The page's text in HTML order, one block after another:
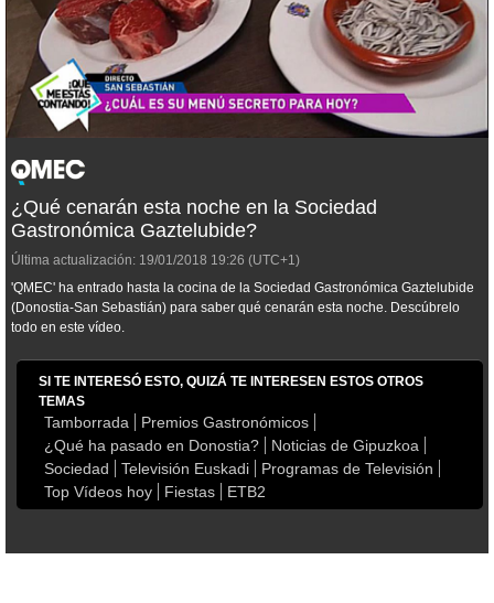
¿Qué cenarán esta noche en la Sociedad
Gastronómica Gaztelubide?
Última actualización: 19/01/2018 19:26 (UTC+1)
'QMEC' ha entrado hasta la cocina de la Sociedad Gastronómica Gaztelubide
(Donostia-San Sebastián) para saber qué cenarán esta noche. Descúbrelo
todo en este vídeo.
SI TE INTERESÓ ESTO, QUIZÁ TE INTERESEN ESTOS OTROS
TEMAS
Tamborrada
Premios Gastronómicos
¿Qué ha pasado en Donostia?
Noticias de Gipuzkoa
Sociedad
Televisión Euskadi
Programas de Televisión
Top Vídeos hoy
Fiestas ETB2